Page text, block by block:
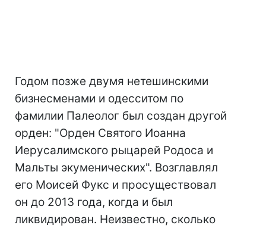
Годом позже двумя нетешинскими
бизнесменами и одесситом по
фамилии Палеолог был создан другой
орден: "Орден Святого Иоанна
Иерусалимского рыцарей Родоса и
Мальты экуменических". Возглавлял
его Моисей Фукс и просуществовал
он до 2013 года, когда и был
ликвидирован. Неизвестно, сколько